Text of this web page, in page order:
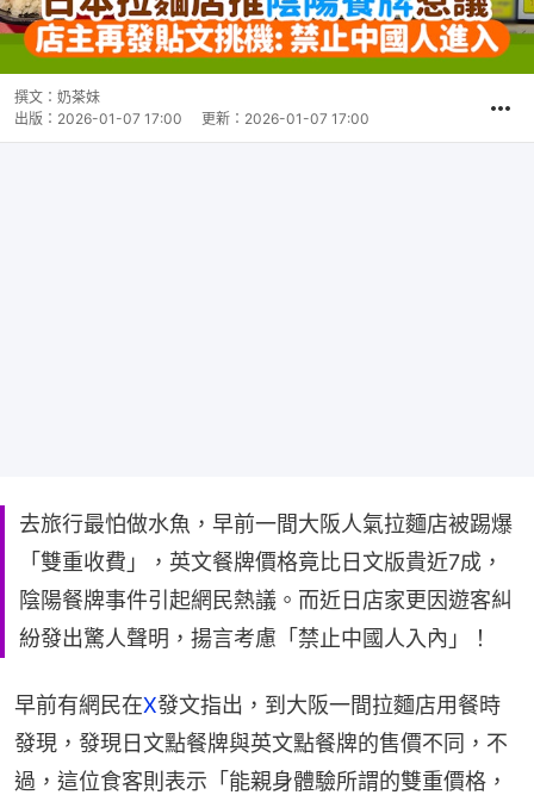
撰文： 奶茶妹
出版： 2026-01-07 17:00 更新： 2026-01-07 17:00
去旅行最怕做水魚，早前一間大阪人氣拉麵店被踢爆
「雙重收費」，英文餐牌價格竟比日文版貴近7成，
陰陽餐牌事件引起網民熱議。而近日店家更因遊客糾
紛發出驚人聲明，揚言考慮「禁止中國人入內」！
早前有網民在X發文指出，到大阪一間拉麵店用餐時
發現，發現日文點餐牌與英文點餐牌的售價不同，不
過，這位食客則表示「能親身體驗所謂的雙重價格，